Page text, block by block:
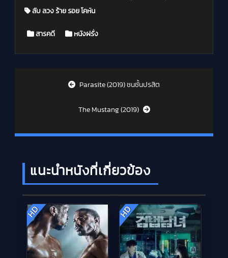
ลับ ลวง ร้าย รอย โคห์น
Posted in
สารคดี หนังฝรั่ง
Post navigation Parasite (2019) ชนชั้นปรสิต
The Mustang (2019)
แนะนำหนังที่เกี่ยวข้อง
HD HD